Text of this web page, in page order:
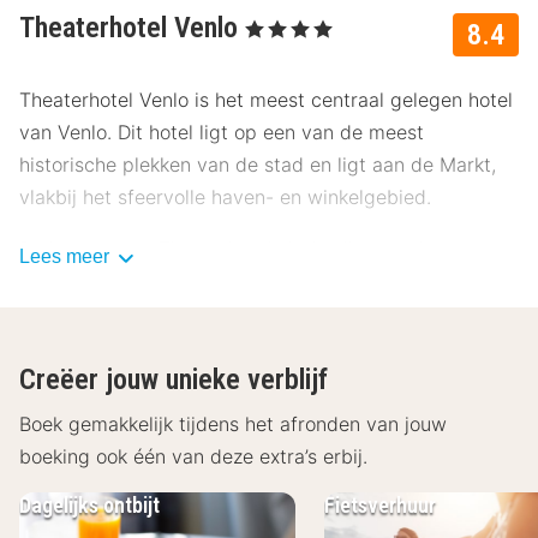
8.4
Theaterhotel Venlo , 4 Sterren
Theaterhotel Venlo is het meest centraal gelegen hotel
van Venlo. Dit hotel ligt op een van de meest
historische plekken van de stad en ligt aan de Markt,
vlakbij het sfeervolle haven- en winkelgebied.
De kamers van Theaterhotel Venlo zijn voorzien van
Rituals badproducten. Alle kamers bevinden zich op de
eerste en tweede etage van het gebouw van Theater
De Maaspoort. De deluxe kamers kijken allemaal uit op
het centrum van Venlo. In het Bourgondische Luif Aete
& Drinke, het klasse Cabillaud en op het elegante
Lees meer
Creëer jouw unieke verblijf
Boek gemakkelijk tijdens het afronden van jouw
boeking ook één van deze extra’s erbij.
Fietsverhuur
Dagelijks ontbijt